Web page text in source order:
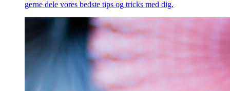
gerne dele vores bedste tips og tricks med dig.